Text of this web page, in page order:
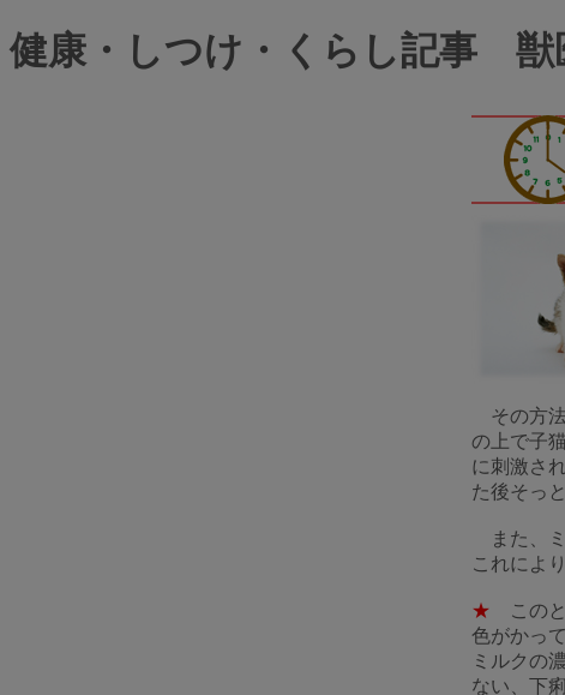
健康・しつけ・くらし記事 獣
その方法
の上で子
に刺激さ
た後そっ
また、ミ
これによ
★ このと
色がかっ
ミルクの
ない、下